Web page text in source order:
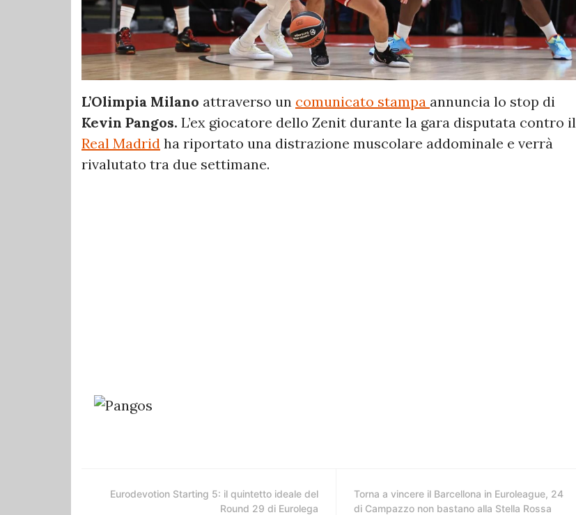
L’Olimpia Milano attraverso un comunicato stampa annuncia lo stop di
Kevin Pangos. L’ex giocatore dello Zenit durante la gara disputata contro il
Real Madrid ha riportato una distrazione muscolare addominale e verrà
rivalutato tra due settimane.
Eurodevotion Starting 5: il quintetto ideale del
Round 29 di Eurolega
Torna a vincere il Barcellona in Euroleague, 24
di Campazzo non bastano alla Stella Rossa